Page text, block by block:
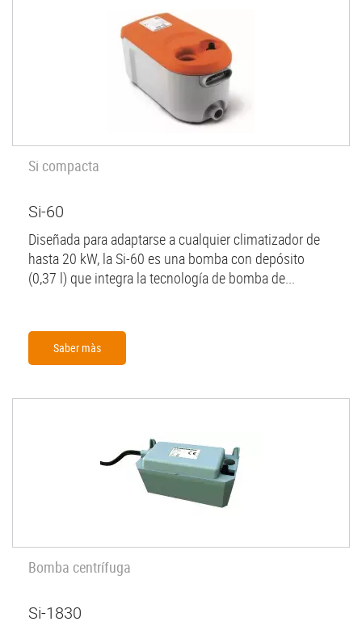
Si compacta
Si-60
Diseñada para adaptarse a cualquier climatizador de
hasta 20 kW, la Si-60 es una bomba con depósito
(0,37 l) que integra la tecnología de bomba de...
Saber màs
Bomba centrífuga
Si-1830